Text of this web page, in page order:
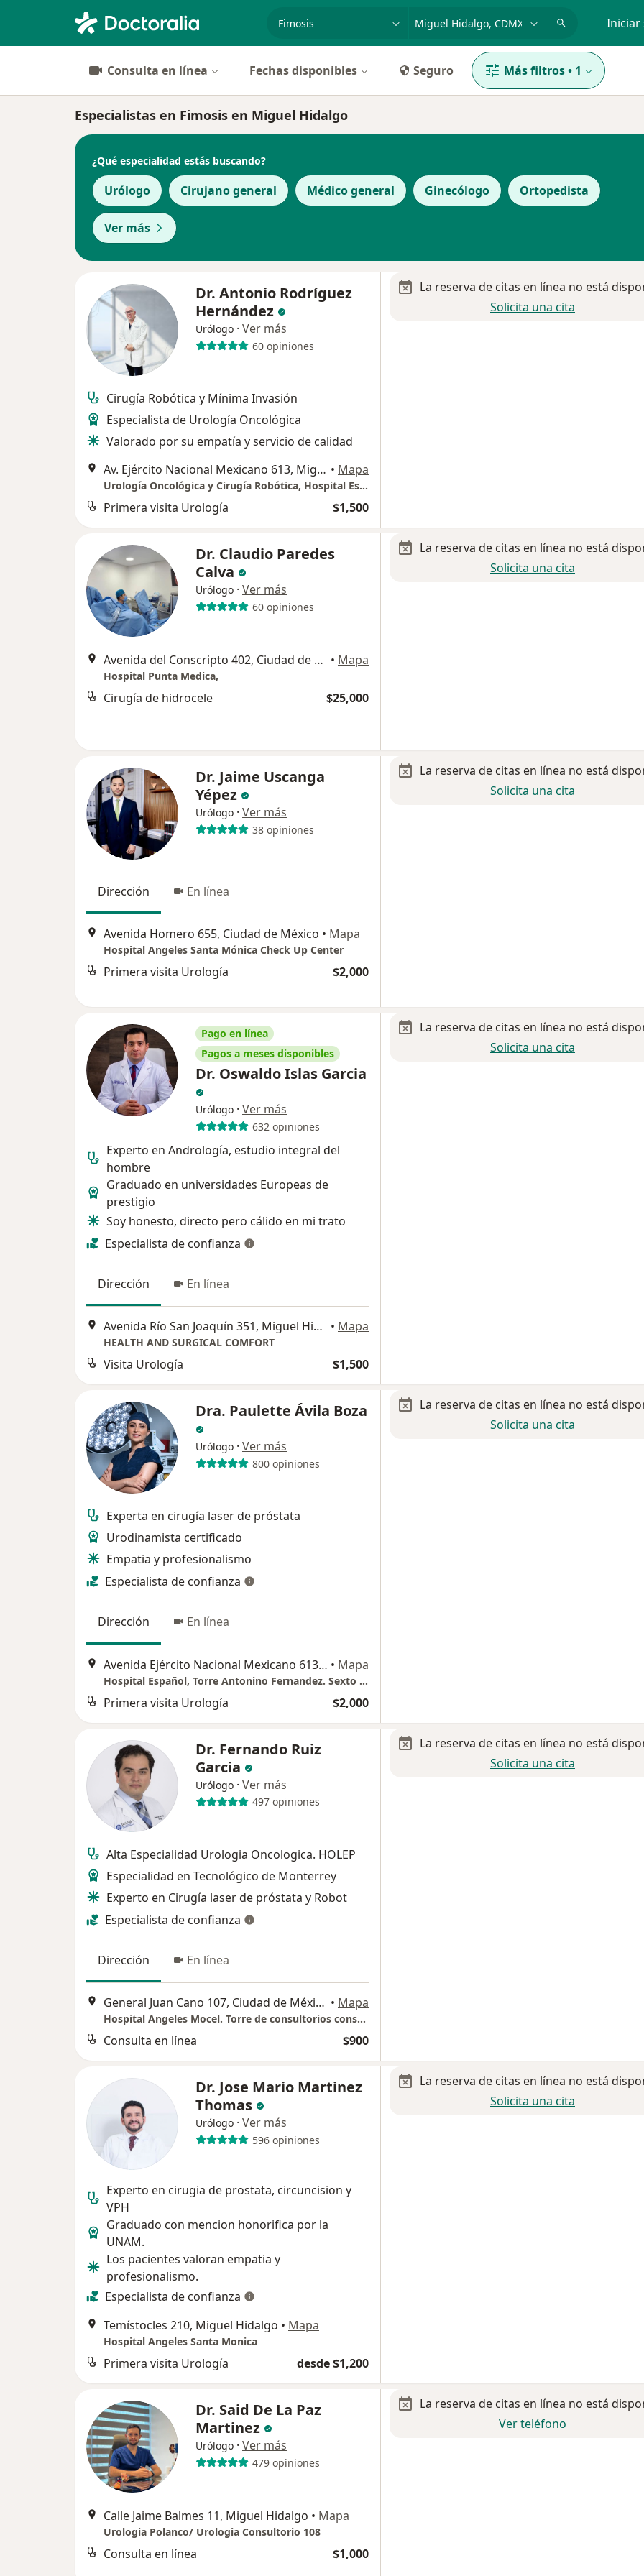
Iniciar
Consulta en línea Fechas disponibles Seguro Más filtros• 1
Especialistas en Fimosis en Miguel Hidalgo
¿Qué especialidad estás buscando?
Urólogo Cirujano general Médico general Ginecólogo Ortopedista
Ver más
Dr. Antonio Rodríguez
Hernández
Urólogo · Ver más
60 opiniones
Cirugía Robótica y Mínima Invasión
Especialista de Urología Oncológica
Valorado por su empatía y servicio de calidad
Av. Ejército Nacional Mexicano 613, Miguel Hidalgo • Mapa
Urología Oncológica y Cirugía Robótica, Hospital Español
Primera visita Urología $1,500
La reserva de citas en línea no está
Solicita una cita
Dr. Claudio Paredes
Calva
Urólogo · Ver más
60 opiniones
Avenida del Conscripto 402, Ciudad de México • Mapa
Hospital Punta Medica,
Cirugía de hidrocele $25,000
La reserva de citas en línea no está
Solicita una cita
Dr. Jaime Uscanga
Yépez
Urólogo · Ver más
38 opiniones
Dirección En línea
Avenida Homero 655, Ciudad de México • Mapa
Hospital Angeles Santa Mónica Check Up Center
Primera visita Urología $2,000
La reserva de citas en línea no está
Solicita una cita
Pago en línea
Pagos a meses disponibles
Dr. Oswaldo Islas Garcia
Urólogo · Ver más
632 opiniones
Experto en Andrología, estudio integral del
hombre
Graduado en universidades Europeas de
prestigio
Soy honesto, directo pero cálido en mi trato
Especialista de confianza
Dirección En línea
Avenida Río San Joaquín 351, Miguel Hidalgo • Mapa
HEALTH AND SURGICAL COMFORT
Visita Urología $1,500
La reserva de citas en línea no está
Solicita una cita
Dra. Paulette Ávila Boza
Urólogo · Ver más
800 opiniones
Experta en cirugía laser de próstata
Urodinamista certificado
Empatia y profesionalismo
Especialista de confianza
Dirección En línea
Avenida Ejército Nacional Mexicano 613, Miguel Hidalgo • Mapa
Hospital Español, Torre Antonino Fernandez. Sexto piso. Consultorio 602.
Primera visita Urología $2,000
La reserva de citas en línea no está
Solicita una cita
Dr. Fernando Ruiz
Garcia
Urólogo · Ver más
497 opiniones
Alta Especialidad Urologia Oncologica. HOLEP
Especialidad en Tecnológico de Monterrey
Experto en Cirugía laser de próstata y Robot
Especialista de confianza
Dirección En línea
General Juan Cano 107, Ciudad de México • Mapa
Hospital Angeles Mocel. Torre de consultorios consultorio 201
Consulta en línea $900
La reserva de citas en línea no está
Solicita una cita
Dr. Jose Mario Martinez
Thomas
Urólogo · Ver más
596 opiniones
Experto en cirugia de prostata, circuncision y
VPH
Graduado con mencion honorifica por la
UNAM.
Los pacientes valoran empatia y
profesionalismo.
Especialista de confianza
Temístocles 210, Miguel Hidalgo • Mapa
Hospital Angeles Santa Monica
Primera visita Urología desde $1,200
La reserva de citas en línea no está
Solicita una cita
Dr. Said De La Paz
Martinez
Urólogo · Ver más
479 opiniones
Calle Jaime Balmes 11, Miguel Hidalgo • Mapa
Urologia Polanco/ Urologia Consultorio 108
Consulta en línea $1,000
La reserva de citas en línea no está
Ver teléfono